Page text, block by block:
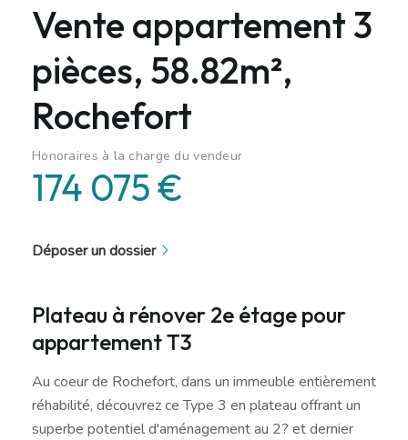
Vente appartement 3
pièces, 58.82m²,
Rochefort
Honoraires à la charge du vendeur
174 075 €
Déposer un dossier
Plateau à rénover 2e étage pour
appartement T3
Au coeur de Rochefort, dans un immeuble entièrement
réhabilité, découvrez ce Type 3 en plateau offrant un
superbe potentiel d'aménagement au 2? et dernier